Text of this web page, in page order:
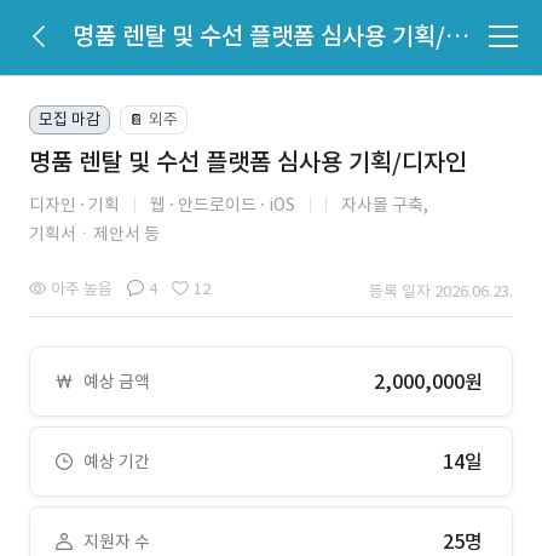
명품 렌탈 및 수선 플랫폼 심사용 기획/디자인
모집 마감 📔 외주
명품 렌탈 및 수선 플랫폼 심사용 기획/디자인
디자인 기획 웹 안드로이드 iOS
자사몰 구축,
기획서ㆍ제안서 등
아주 높음 4 12 등록 일자 2026.06.23.
예상 금액 2,000,000원
예상 기간 14일
지원자 수 25명